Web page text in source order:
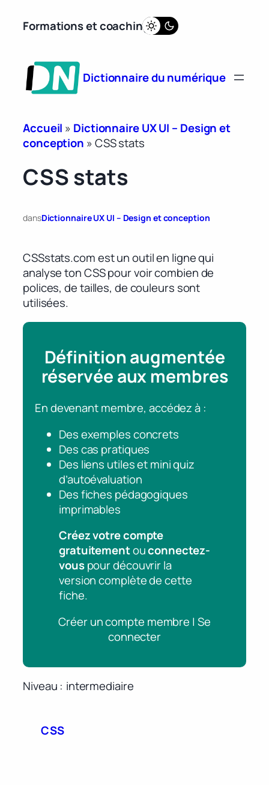
Formations et coaching
Dictionnaire du numérique
Accueil » Dictionnaire UX UI – Design et
conception »CSS stats
CSS stats
dansDictionnaire UX UI – Design et conception
CSSstats.com est un outil en ligne qui
analyse ton CSS pour voir combien de
polices, de tailles, de couleurs sont
utilisées.
Définition augmentée
réservée aux membres
En devenant membre, accédez à :
Des exemples concrets
Des cas pratiques
Des liens utiles et mini quiz
d’autoévaluation
Des fiches pédagogiques
imprimables
Créez votre compte
gratuitementouconnectez-
vouspour découvrir la
version complète de cette
fiche.
Créer un compte membre | Se
connecter
Niveau intermediaire
CSS